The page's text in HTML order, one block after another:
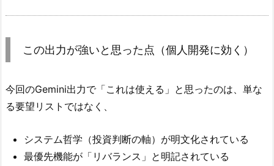
この出力が強いと思った点（個人開発に効く）
今回のGemini出力で「これは使える」と思ったのは、単な
る要望リストではなく、
システム哲学（投資判断の軸）が明文化されている
最優先機能が「リバランス」と明記されている